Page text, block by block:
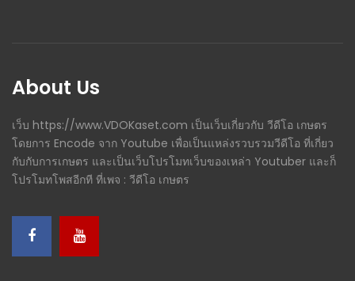
About Us
เว็บ https://www.VDOKaset.com เป็นเว็บเกี่ยวกับ วีดีโอ เกษตร
โดยการ Encode จาก Youtube เพื่อเป็นแหล่งรวบรวมวีดีโอ ที่เกี่ยว
กับกับการเกษตร และเป็นเว็บโปรโมทเว็บของเหล่า Youtuber และก็
โปรโมทโพสอีกที ที่เพจ : วีดีโอ เกษตร